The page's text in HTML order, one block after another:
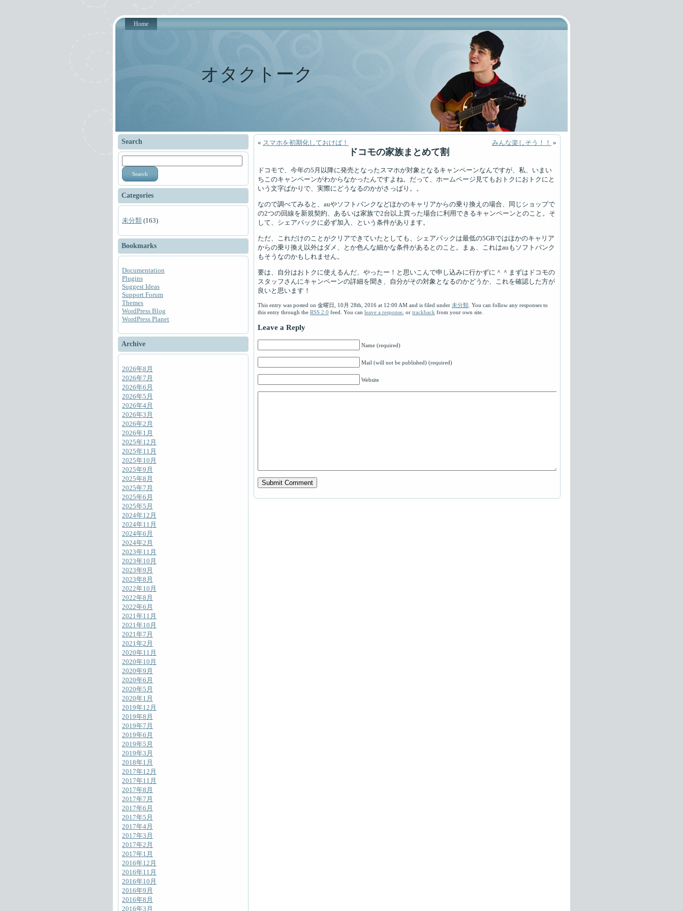
Home
オタクトーク
Search
Search
Categories
未分類 (163)
Bookmarks
Documentation
Plugins
Suggest Ideas
Support Forum
Themes
WordPress Blog
WordPress Planet
Archive
2026年8月
2026年7月
2026年6月
2026年5月
2026年4月
2026年3月
2026年2月
2026年1月
2025年12月
2025年11月
2025年10月
2025年9月
2025年8月
2025年7月
2025年6月
2025年5月
2024年12月
2024年11月
2024年6月
2024年2月
2023年11月
2023年10月
2023年9月
2023年8月
2022年10月
2022年8月
2022年6月
2021年11月
2021年10月
2021年7月
2021年2月
2020年11月
2020年10月
2020年9月
2020年6月
2020年5月
2020年1月
2019年12月
2019年8月
2019年7月
2019年6月
2019年5月
2019年3月
2018年1月
2017年12月
2017年11月
2017年8月
2017年7月
2017年6月
2017年5月
2017年4月
2017年3月
2017年2月
2017年1月
2016年12月
2016年11月
2016年10月
2016年9月
2016年8月
2016年3月
« スマホを初期化しておけば！ みんな楽しそう！！ »
ドコモの家族まとめて割
ドコモで、今年の5月以降に発売となったスマホが対象となるキャンペーンなんですが、私、いまい
ちこのキャンペーンがわからなかったんですよね。だって、ホームページ見てもおトクにおトクにと
いう文字ばかりで、実際にどうなるのかがさっぱり。。
なので調べてみると、auやソフトバンクなどほかのキャリアからの乗り換えの場合、同じショップで
の2つの回線を新規契約、あるいは家族で2台以上買った場合に利用できるキャンペーンとのこと。そ
して、シェアパックに必ず加入、という条件があります。
ただ、これだけのことがクリアできていたとしても、シェアパックは最低の5GBではほかのキャリア
からの乗り換え以外はダメ、とか色んな細かな条件があるとのこと。まぁ、これはauもソフトバンク
もそうなのかもしれません。
要は、自分はおトクに使えるんだ、やったー！と思いこんで申し込みに行かずに＾＾まずはドコモの
スタッフさんにキャンペーンの詳細を聞き、自分がその対象となるのかどうか、これを確認した方が
良いと思います！
This entry was posted on 金曜日, 10月 28th, 2016 at 12:00 AM and is filed under 未分類 . You can follow any responses to
this entry through the RSS 2.0 feed. You can leave a response , or trackback from your own site.
Leave a Reply
Name (required)
Mail (will not be published) (required)
Website